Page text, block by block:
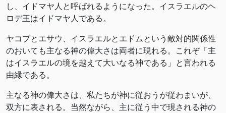
し、イドマヤ人と呼ばれるようになった。イスラエルのヘ
ロデ王はイドマヤ人である。
ヤコブとエサウ、イスラエルとエドムという敵対的関係性
のおいても主なる神の偉大さは両者に現れる。これぞ「主
はイスラエルの境を越えて大いなる神である」と言われる
由縁である。
主なる神の偉大さは、私たちが神に従おうが従わまいが、
双方に表される。当然ながら、主に従う中で現される神の